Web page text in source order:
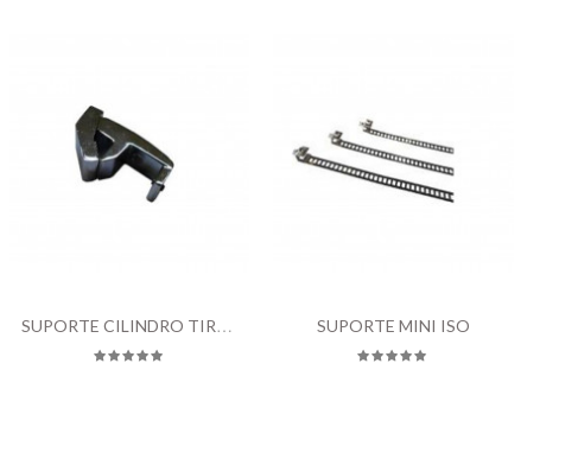
SUPORTE CILINDRO TIRANTADO SUPORTE MINI ISO